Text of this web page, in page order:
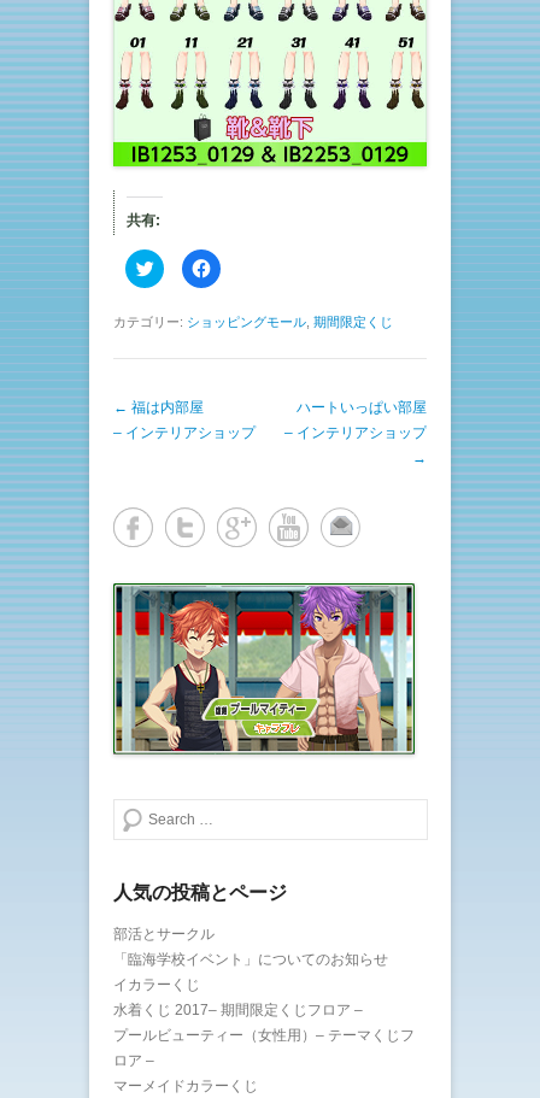
共有:
ク
リ
し
w
t
e
r
新
し
い
ン
ド
ウ
で
開
ま
す
)
F
a
b
k
る
ッ
ク
し
だ
さ
い
(
新
し
い
ウ
ィ
ン
ド
ウ
で
ま
カテゴリー: ショッピングモール 期間限定くじ
投稿ナビゲーション
← 福は内部屋
– インテリアショップ
ハートいっぱい部屋
– インテリアショップ
→
検索する
人気の投稿とページ
部活とサークル
「臨海学校イベント」についてのお知らせ
イカラーくじ
水着くじ 2017– 期間限定くじフロア –
プールビューティー（女性用）– テーマくじフ
ロア –
マーメイドカラーくじ